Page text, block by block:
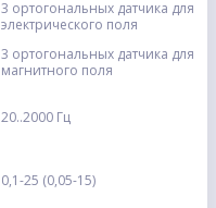
3 ортогональных датчика для
электрического поля
3 ортогональных датчика для
магнитного поля
20..2000 Гц
0,1-25 (0,05-15)